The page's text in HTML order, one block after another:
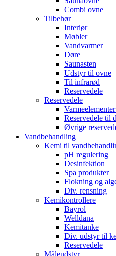
Combi ovne
Tilbehør
Interiør
Møbler
Vandvarmer
Døre
Saunasten
Udstyr til ovne
Til infrarød
Reservedele
Reservedele
Reservedele til
Øvrige
Vandbehandling
Kemi til
pH regulering
Desinfektion
Spa produkter
Flokning og
Div. rensning
Kemikontrollere
Bayrol
Welldana
Kemitanke
Div. udstyr til
Reservedele
Måleudstyr